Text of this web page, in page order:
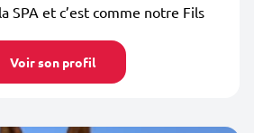
SPA et c’est comme notre Fils
Voir son profil